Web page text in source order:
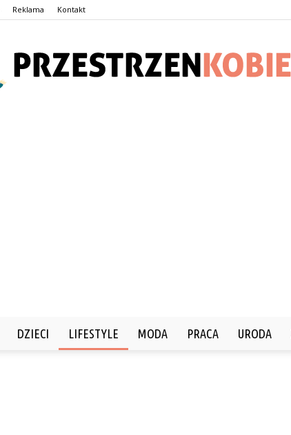
Reklama Kontakt
DZIECI LIFESTYLE MODA PRACA URODA